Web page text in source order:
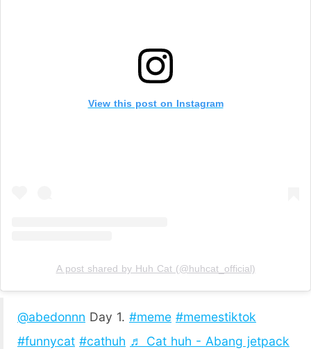
View this post on Instagram
A post shared by Huh Cat (@huhcat_official)
@abedonnn Day 1. #meme #memestiktok
#funnycat #cathuh ♬ Cat huh - Abang jetpack